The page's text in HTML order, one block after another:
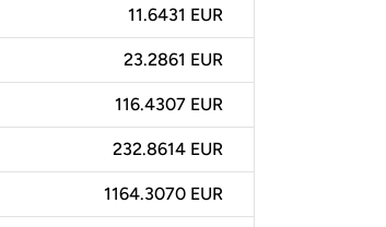
11.6431 EUR
23.2861 EUR
116.4307 EUR
232.8614 EUR
1164.3070 EUR